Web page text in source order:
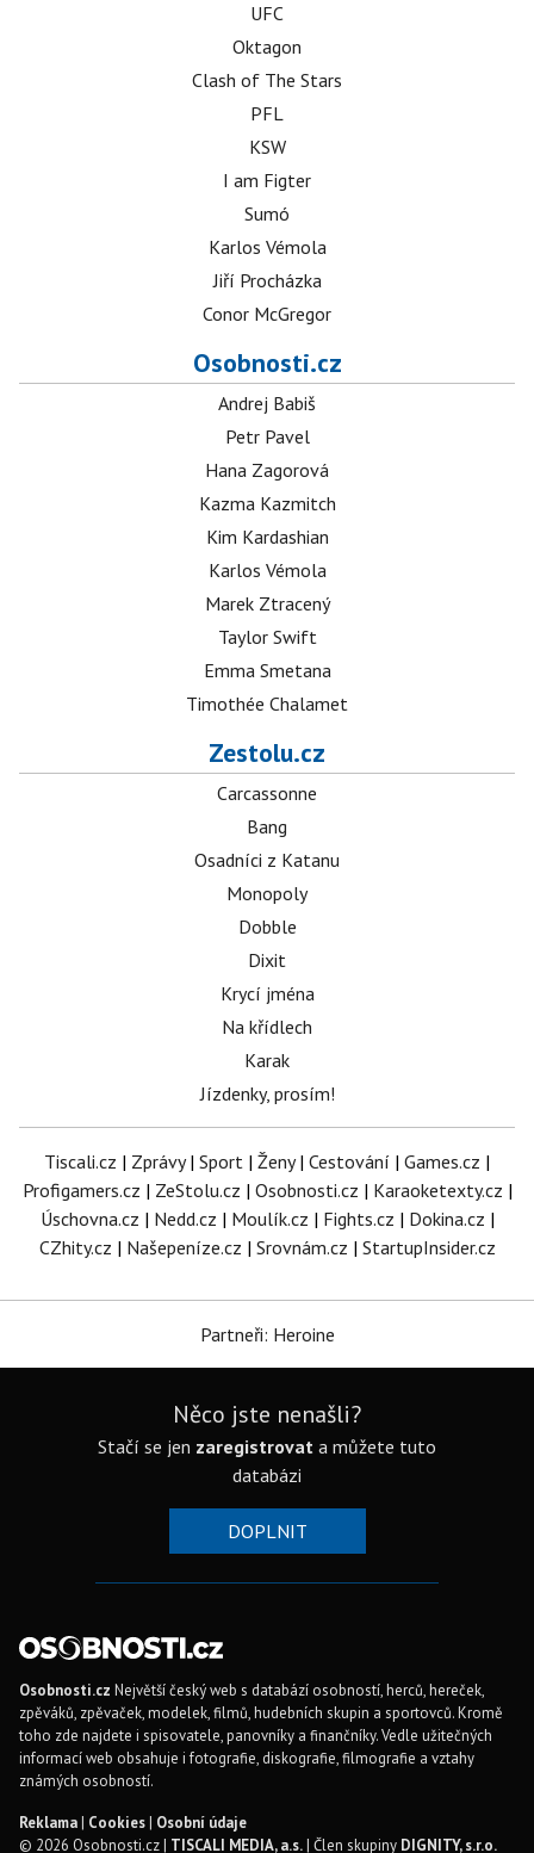
UFC
Oktagon
Clash of The Stars
PFL
KSW
I am Figter
Sumó
Karlos Vémola
Jiří Procházka
Conor McGregor
Osobnosti.cz
Andrej Babiš
Petr Pavel
Hana Zagorová
Kazma Kazmitch
Kim Kardashian
Karlos Vémola
Marek Ztracený
Taylor Swift
Emma Smetana
Timothée Chalamet
Zestolu.cz
Carcassonne
Bang
Osadníci z Katanu
Monopoly
Dobble
Dixit
Krycí jména
Na křídlech
Karak
Jízdenky, prosím!
Tiscali.cz | Zprávy| Sport | Ženy| Cestování | Games.cz |
Profigamers.cz | ZeStolu.cz | Osobnosti.cz | Karaoketexty.cz |
Úschovna.cz | Nedd.cz | Moulík.cz | Fights.cz | Dokina.cz |
CZhity.cz | Našepeníze.cz | Srovnám.cz | StartupInsider.cz
Partneři: Heroine
Něco jste nenašli?
Stačí se jen zaregistrovat a můžete tuto
databázi
DOPLNIT
Osobnosti.cz Největší český web s databází osobností, herců, hereček,
zpěváků, zpěvaček, modelek, filmů, hudebních skupin a sportovců. Kromě
toho zde najdete i spisovatele, panovníky a finančníky. Vedle užitečných
informací web obsahuje i fotografie, diskografie, filmografie a vztahy
známých osobností.
Reklama| Cookies| Osobní údaje
© 2026 Osobnosti.cz | TISCALI MEDIA, a.s.| Člen skupiny DIGNITY, s.r.o.